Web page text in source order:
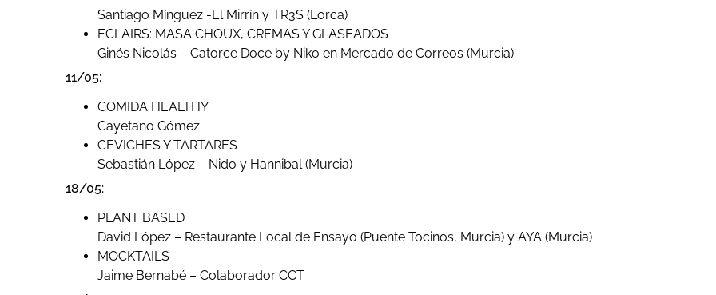
Santiago Mínguez -El Mirrín y TR3S (Lorca)
ECLAIRS: MASA CHOUX, CREMAS Y GLASEADOS
Ginés Nicolás – Catorce Doce by Niko en Mercado de Correos (Murcia)
11/05:
COMIDA HEALTHY
Cayetano Gómez
CEVICHES Y TARTARES
Sebastián López – Nido y Hannibal (Murcia)
18/05:
PLANT BASED
David López – Restaurante Local de Ensayo (Puente Tocinos, Murcia) y AYA (Murcia)
MOCKTAILS
Jaime Bernabé – Colaborador CCT